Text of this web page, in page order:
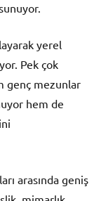
yerel
Pek çok
genç mezunlar
hem de
arasında geniş